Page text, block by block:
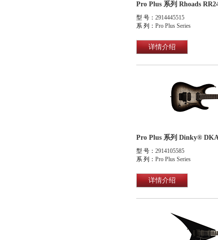
Pro Plus 系列 Rhoads
型 号： 2914445515
系 列： Pro Plus Series
详情介绍
型 号： 2914105585
系 列： Pro Plus Series
详情介绍